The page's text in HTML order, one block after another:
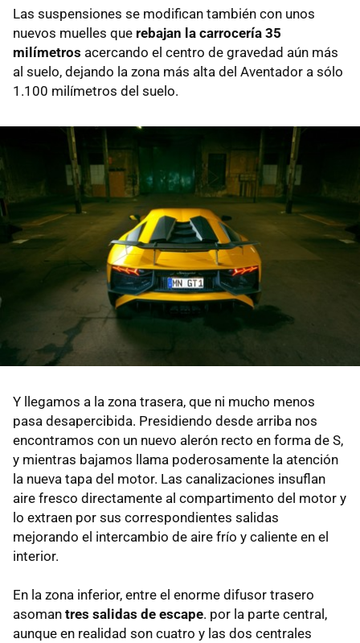
Las suspensiones se modifican también con unos
nuevos muelles que rebajan la carrocería 35
milímetros acercando el centro de gravedad aún más
al suelo, dejando la zona más alta del Aventador a sólo
1.100 milímetros del suelo.
Y llegamos a la zona trasera, que ni mucho menos
pasa desapercibida. Presidiendo desde arriba nos
encontramos con un nuevo alerón recto en forma de S,
y mientras bajamos llama poderosamente la atención
la nueva tapa del motor. Las canalizaciones insuflan
aire fresco directamente al compartimento del motor y
lo extraen por sus correspondientes salidas
mejorando el intercambio de aire frío y caliente en el
interior.
En la zona inferior, entre el enorme difusor trasero
asoman tres salidas de escape. por la parte central,
aunque en realidad son cuatro y las dos centrales